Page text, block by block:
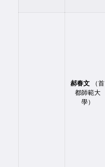
郝春文
（首
都師範大
學）